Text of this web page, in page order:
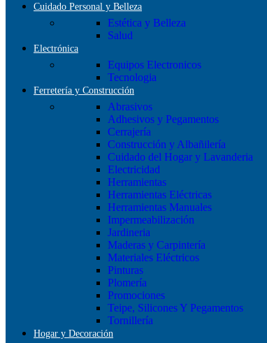
Cuidado Personal y Belleza
Estética y Belleza
Salud
Electrónica
Equipos Electronicos
Tecnologia
Ferretería y Construcción
Abrasivos
Adhesivos y Pegamentos
Cerrajería
Construcción y Albañilería
Cuidado del Hogar y Lavanderia
Electricidad
Herramientas
Herramientas Eléctricas
Herramientas Manuales
Impermeabilización
Jardineria
Maderas y Carpintería
Materiales Eléctricos
Pinturas
Plomería
Promociones
Teipe, Silicones Y Pegamentos
Tornillería
Hogar y Decoración